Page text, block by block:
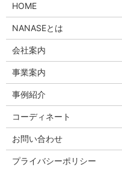
HOME
NANASEとは
会社案内
事業案内
事例紹介
コーディネート
お問い合わせ
プライバシーポリシー